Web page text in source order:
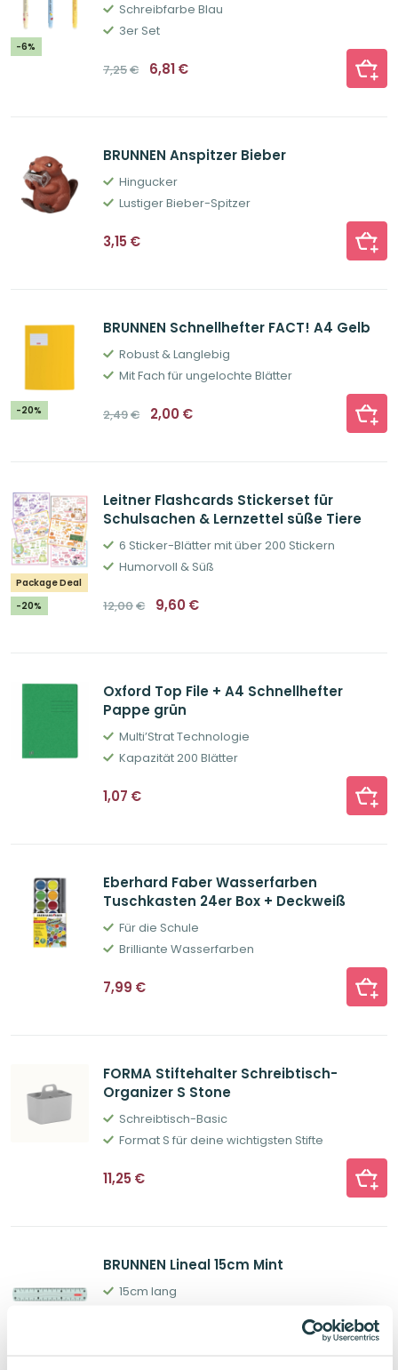
-6%
Schreibfarbe Blau
3er Set
7,25€ Ursprünglicher
Preis
6,81€
BRUNNEN Anspitzer Bieber
Hingucker
Lustiger Bieber-Spitzer
3,15 €
-20%
BRUNNEN Schnellhefter FACT! A4 Gelb
Robust & Langlebig
Mit Fach für ungelochte Blätter
2,49€ Ursprünglicher
Preis
2,00€
Package Deal
-20%
Leitner Flashcards Stickerset für
Schulsachen & Lernzettel süße Tiere
6 Sticker-Blätter mit über 200 Stickern
Humorvoll & Süß
12,00€ Ursprünglicher
Preis
9,60€
Oxford Top File + A4 Schnellhefter
Pappe grün
Multi’Strat Technologie
Kapazität 200 Blätter
1,07 €
Eberhard Faber Wasserfarben
Tuschkasten 24er Box + Deckweiß
Für die Schule
Brilliante Wasserfarben
7,99 €
FORMA Stiftehalter Schreibtisch-
Organizer S Stone
Schreibtisch-Basic
Format S für deine wichtigsten Stifte
11,25 €
BRUNNEN Lineal 15cm Mint
15cm lang